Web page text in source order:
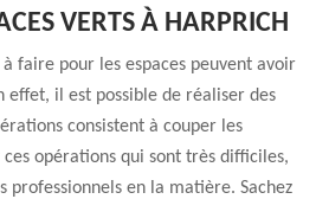
VERTS À HARPRICH
faire pour les espaces peuvent avoir
effet, il est possible de réaliser des
consistent à couper les
opérations qui sont très difficiles,
en la matière. Sachez